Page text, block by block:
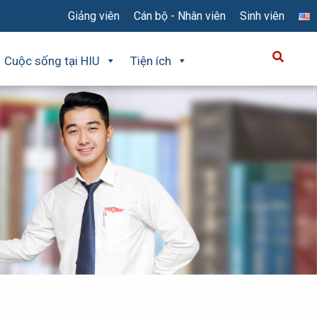
Giảng viên Cán bộ - Nhân viên Sinh viên
Cuộc sống tại HIU Tiện ích